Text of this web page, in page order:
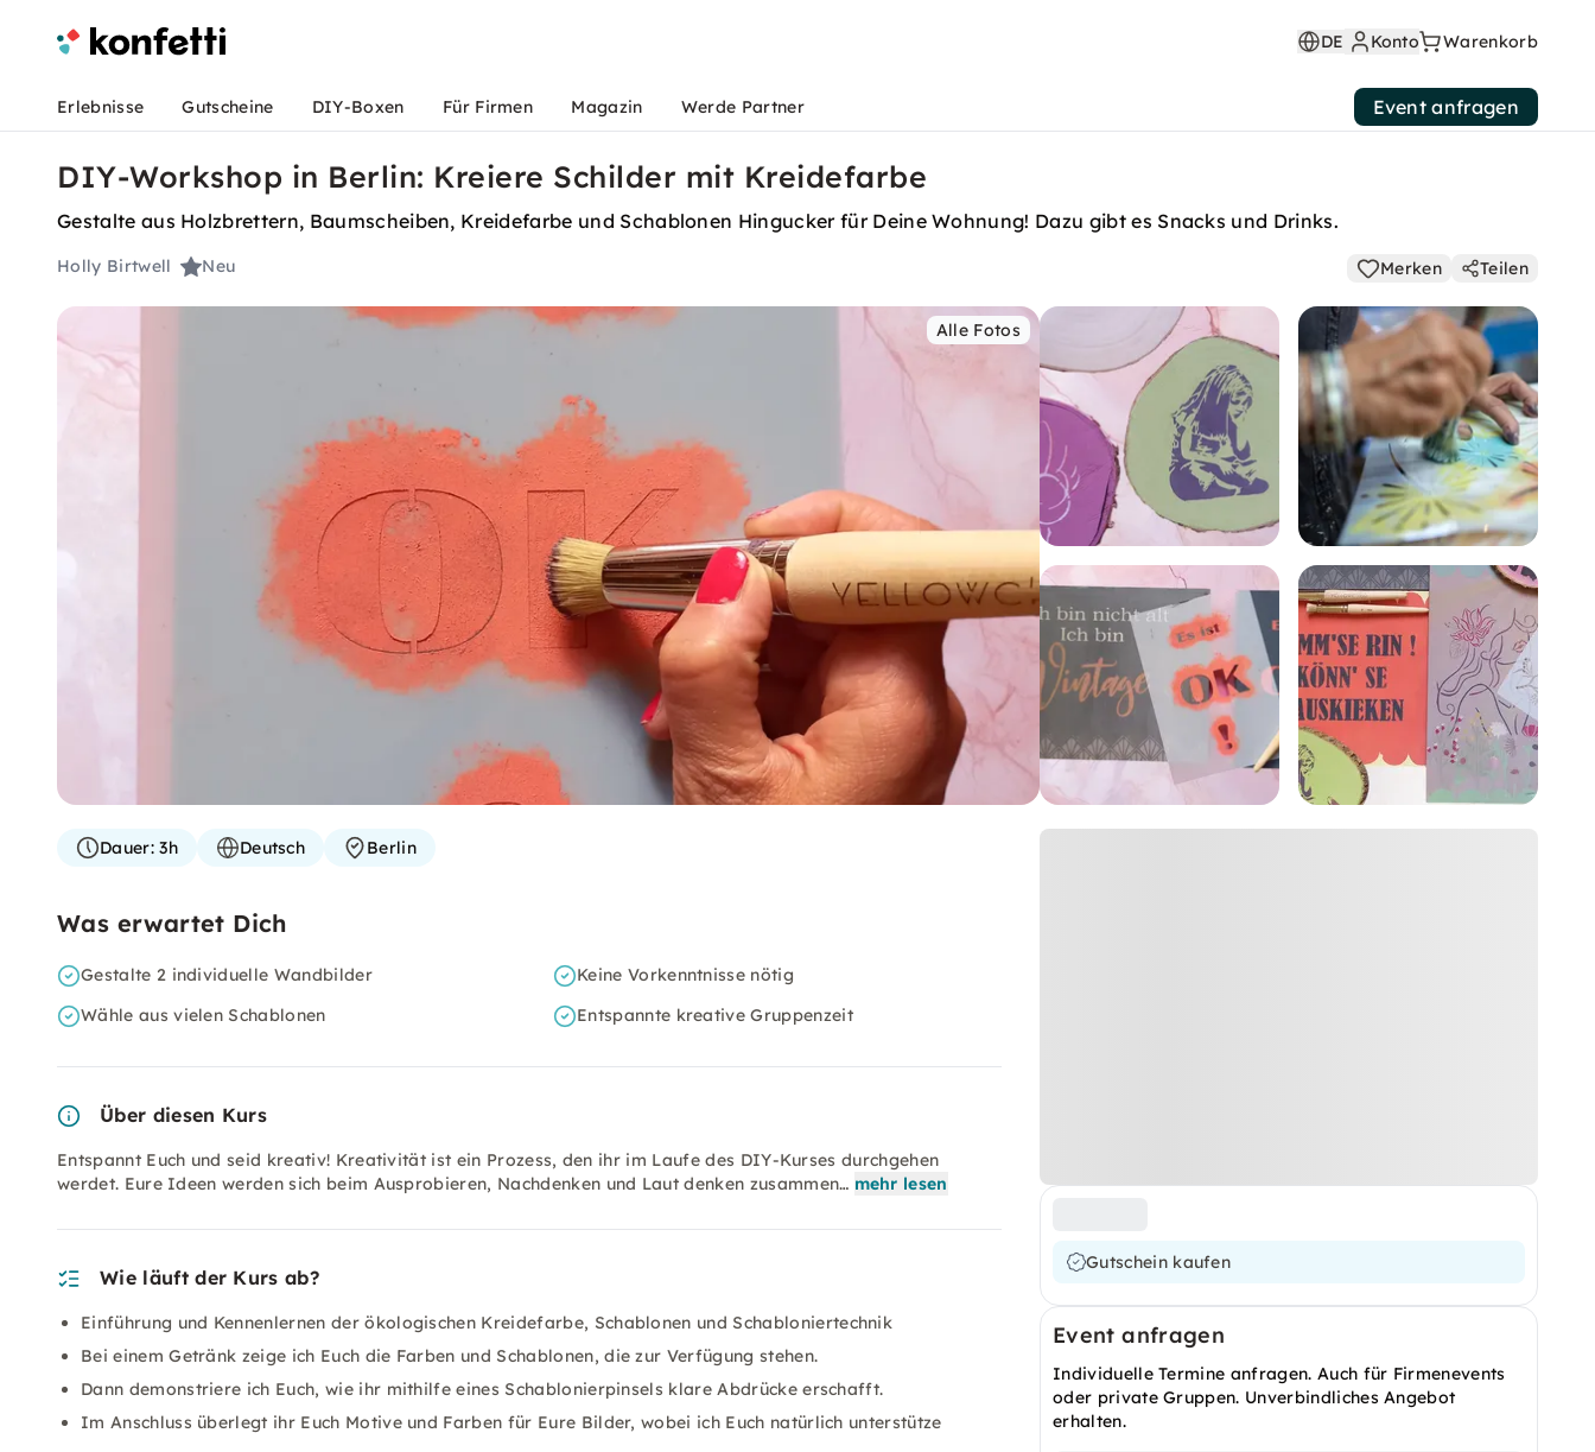
DE Konto Warenkorb
Erlebnisse Gutscheine DIY-Boxen Für Firmen Magazin Werde Partner Event anfragen
DIY-Workshop in Berlin: Kreiere Schilder mit Kreidefarbe
Gestalte aus Holzbrettern, Baumscheiben, Kreidefarbe und Schablonen Hingucker für Deine Wohnung! Dazu gibt es Snacks und Drinks.
Holly Birtwell Neu Merken Teilen
Alle Fotos
Gutschein kaufen
Event anfragen
Individuelle Termine anfragen. Auch für Firmenevents
oder private Gruppen. Unverbindliches Angebot
erhalten.
Dauer:3h Deutsch Berlin
Was erwartet Dich
Gestalte 2 individuelle Wandbilder
Keine Vorkenntnisse nötig
Wähle aus vielen Schablonen
Entspannte kreative Gruppenzeit
Über diesen Kurs
Entspannt Euch und seid kreativ! Kreativität ist ein Prozess, den ihr im Laufe des DIY-Kurses durchgehen
werdet. Eure Ideen werden sich beim Ausprobieren, Nachdenken und Laut denken zusammen… mehr lesen
Wie läuft der Kurs ab?
Einführung und Kennenlernen der ökologischen Kreidefarbe, Schablonen und Schabloniertechnik
Bei einem Getränk zeige ich Euch die Farben und Schablonen, die zur Verfügung stehen.
Dann demonstriere ich Euch, wie ihr mithilfe eines Schablonierpinsels klare Abdrücke erschafft.
Im Anschluss überlegt ihr Euch Motive und Farben für Eure Bilder, wobei ich Euch natürlich unterstütze